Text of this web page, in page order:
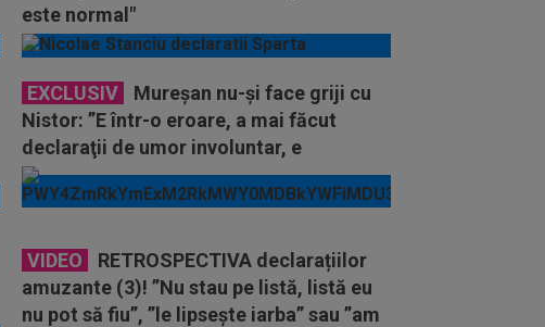
este normal"
EXCLUSIV
Mureșan nu-și face griji cu
Nistor: ”E într-o eroare, a mai făcut
declaraţii de umor involuntar, e
simpatic”
VIDEO
RETROSPECTIVA declarațiilor
amuzante (3)! ”Nu stau pe listă, listă eu
nu pot să fiu”, ”le lipsește iarba” sau ”am